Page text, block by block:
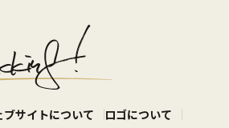
ブサイトについて
ロゴについて